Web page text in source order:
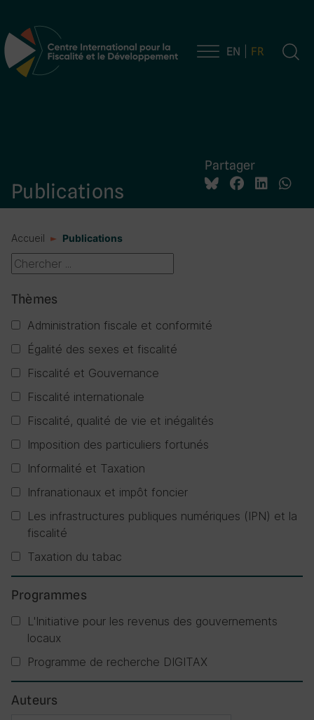
Navigation principale EN FR
Publications
Partager
Accueil Publications
Thèmes
Administration fiscale et conformité
Égalité des sexes et fiscalité
Fiscalité et Gouvernance
Fiscalité internationale
Fiscalité, qualité de vie et inégalités
Imposition des particuliers fortunés
Informalité et Taxation
Infranationaux et impôt foncier
Les infrastructures publiques numériques (IPN) et la
fiscalité
Taxation du tabac
Programmes
L'Initiative pour les revenus des gouvernements
locaux
Programme de recherche DIGITAX
Auteurs